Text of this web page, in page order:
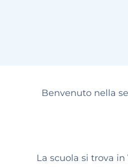
Benvenuto nella
La scuola si trova in